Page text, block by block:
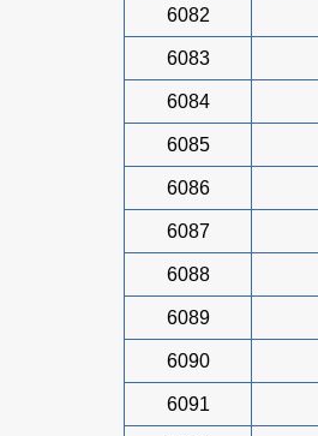
6082
6083
6084
6085
6086
6087
6088
6089
6090
6091